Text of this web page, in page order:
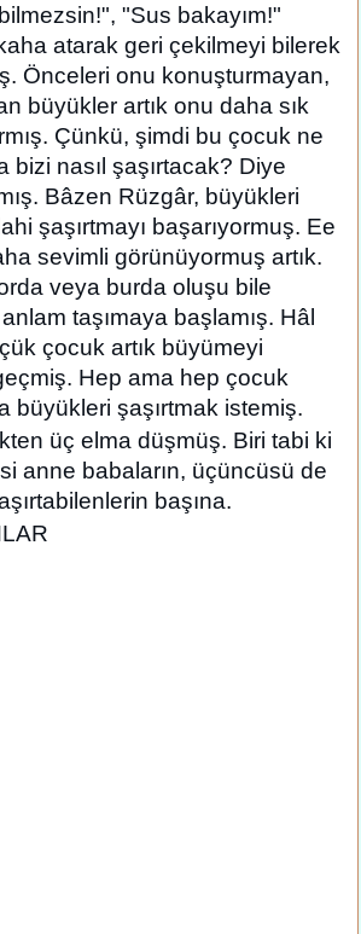
"Sus bakayım!"
atarak geri çekilmeyi bilerek
Önceleri onu konuşturmayan,
büyükler artık onu daha sık
Çünkü, şimdi bu çocuk ne
bizi nasıl şaşırtacak? Diye
Bâzen Rüzgâr, büyükleri
şaşırtmayı başarıyormuş. Ee
sevimli görünüyormuş artık.
veya burda oluşu bile
taşımaya başlamış. Hâl
çocuk artık büyümeyi
Hep ama hep çocuk
büyükleri şaşırtmak istemiş.
üç elma düşmüş. Biri tabi ki
anne babaların, üçüncüsü de
başına.